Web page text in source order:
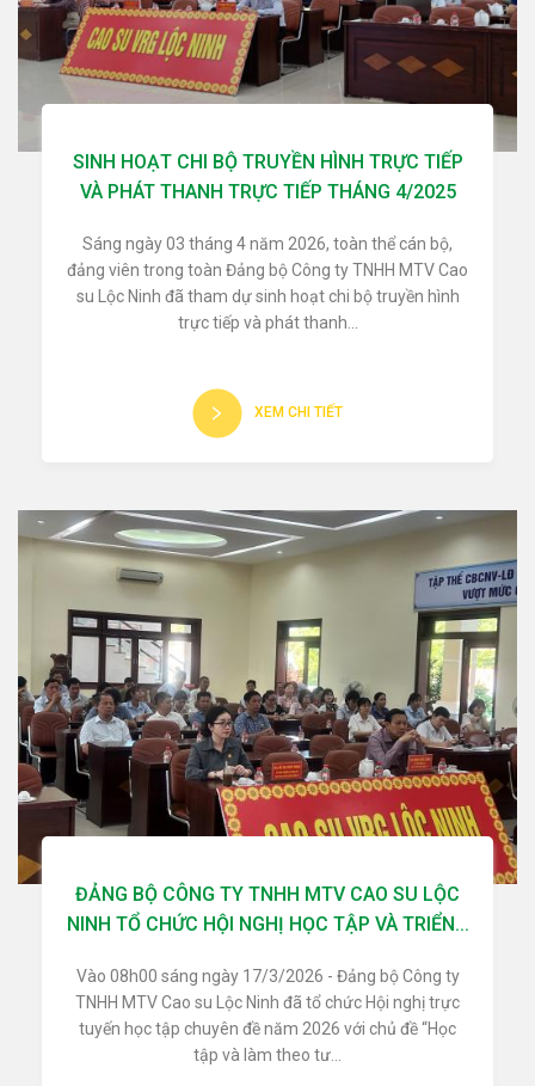
SINH HOẠT CHI BỘ TRUYỀN HÌNH TRỰC TIẾP
VÀ PHÁT THANH TRỰC TIẾP THÁNG 4/2025
Sáng ngày 03 tháng 4 năm 2026, toàn thể cán bộ,
đảng viên trong toàn Đảng bộ Công ty TNHH MTV Cao
su Lộc Ninh đã tham dự sinh hoạt chi bộ truyền hình
trực tiếp và phát thanh...
XEM CHI TIẾT
ĐẢNG BỘ CÔNG TY TNHH MTV CAO SU LỘC
NINH TỔ CHỨC HỘI NGHỊ HỌC TẬP VÀ TRIỂN...
Vào 08h00 sáng ngày 17/3/2026 - Đảng bộ Công ty
TNHH MTV Cao su Lộc Ninh đã tổ chức Hội nghị trực
tuyến học tập chuyên đề năm 2026 với chủ đề “Học
tập và làm theo tư...